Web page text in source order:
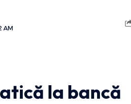
AM
la bancă